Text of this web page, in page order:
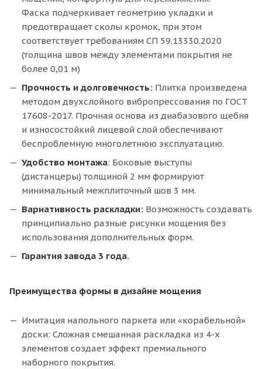
Фаска подчеркивает геометрию укладки и
предотвращает сколы кромок, при этом
соответствует требованиям СП 59.13330.2020
(толщина швов между элементами покрытия не
более 0,01 м)
Прочность и долговечность: Плитка произведена
методом двухслойного вибропрессования по ГОСТ
17608-2017. Прочная основа из диабазового щебня
и износостойкий лицевой слой обеспечивают
беспроблемную многолетнюю эксплуатацию.
Удобство монтажа: Боковые выступы
(дистанцеры) толщиной 2 мм формируют
минимальный межплиточный шов 3 мм.
Вариативность раскладки: Возможность создавать
принципиально разные рисунки мощения без
использования дополнительных форм.
Гарантия завода 3 года.
Преимущества формы в дизайне мощения
Имитация напольного паркета или «корабельной»
доски: Сложная смешанная раскладка из 4-х
элементов создает эффект премиального
наборного покрытия.